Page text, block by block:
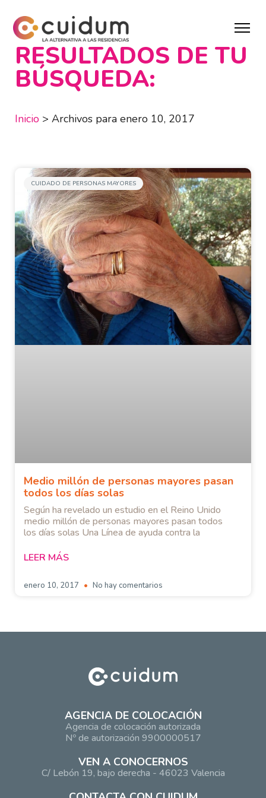
RESULTADOS DE TU
BÚSQUEDA:
Inicio > Archivos para enero 10, 2017
CUIDADO DE PERSONAS MAYORES
Medio millón de personas mayores pasan
todos los días solas
Según ha revelado un estudio en el Reino Unido
medio millón de personas mayores pasan todos
los días solas Una Línea de ayuda contra la
LEER MÁS
enero 10, 2017 No hay comentarios
AGENCIA DE COLOCACIÓN
Agencia de colocación autorizada
Nº de autorización 9900000517
VEN A CONOCERNOS
C/ Lebón 19, bajo derecha - 46023 Valencia